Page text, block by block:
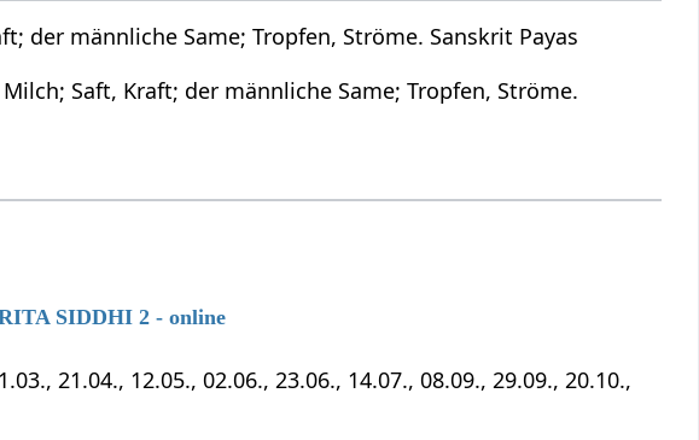
der männliche Same; Tropfen, Ströme. Sanskrit Payas
Saft, Kraft; der männliche Same; Tropfen, Ströme.
SIDDHI 2 - online
21.04., 12.05., 02.06., 23.06., 14.07., 08.09., 29.09., 20.10.,